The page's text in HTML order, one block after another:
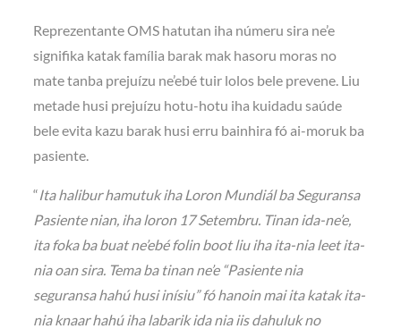
Reprezentante OMS hatutan iha númeru sira ne’e
signifika katak família barak mak hasoru moras no
mate tanba prejuízu ne’ebé tuir lolos bele prevene. Liu
metade husi prejuízu hotu-hotu iha kuidadu saúde
bele evita kazu barak husi erru bainhira fó ai-moruk ba
pasiente.
“Ita halibur hamutuk iha Loron Mundiál ba Seguransa
Pasiente nian, iha loron 17 Setembru. Tinan ida-ne’e,
ita foka ba buat ne’ebé folin boot liu iha ita-nia leet ita-
nia oan sira. Tema ba tinan ne’e “Pasiente nia
seguransa hahú husi inísiu” fó hanoin mai ita katak ita-
nia knaar hahú iha labarik ida nia iis dahuluk no